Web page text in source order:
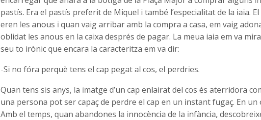
pastís. Era el pastís preferit de Miquel i també l’especialitat de la iaia.
eren les anous i quan vaig arribar amb la compra a casa, em vaig
oblidat les anous en la caixa després de pagar. La meua iaia em va
seu to irònic que encara la caracteritza em va dir:
-Si no fóra perquè tens el cap pegat al cos, el perdries.
Quan tens sis anys, la imatge d’un cap enlairat del cos és aterridora
una persona pot ser capaç de perdre el cap en un instant fugaç. En un
Amb el temps, quan abandones la innocència de la infància,